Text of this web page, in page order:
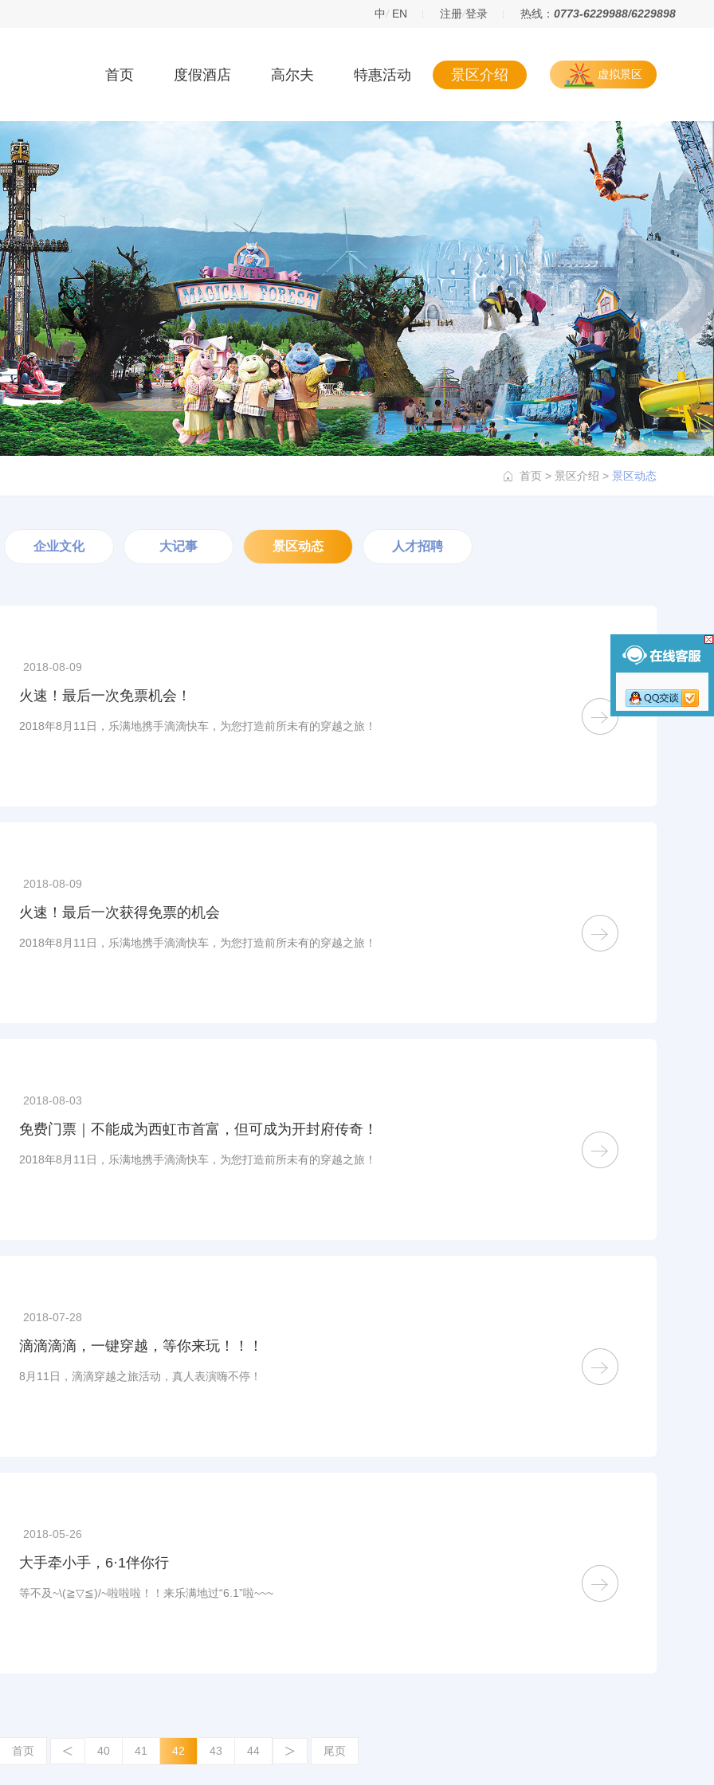
中/ EN 注册/登录 热线： 0773-6229988/6229898
首页 度假酒店 高尔夫 特惠活动 景区介绍 虚拟景区
首页 > 景区介绍 > 景区动态
企业文化 大记事 景区动态 人才招聘
2018-08-09
火速！最后一次免票机会！
2018年8月11日，乐满地携手滴滴快车，为您打造前所未有的穿越之旅！
2018-08-09
火速！最后一次获得免票的机会
2018年8月11日，乐满地携手滴滴快车，为您打造前所未有的穿越之旅！
2018-08-03
免费门票｜不能成为西虹市首富，但可成为开封府传奇！
2018年8月11日，乐满地携手滴滴快车，为您打造前所未有的穿越之旅！
2018-07-28
滴滴滴滴，一键穿越，等你来玩！！！
8月11日，滴滴穿越之旅活动，真人表演嗨不停！
2018-05-26
大手牵小手，6·1伴你行
等不及~\(≧▽≦)/~啦啦啦！！来乐满地过“6.1”啦~~~
首页 < 40 41 42 43 44 > 尾页